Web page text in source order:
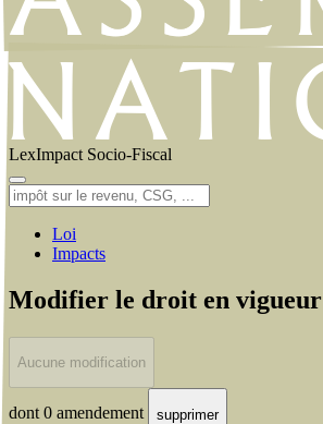
LexImpact Socio-Fiscal
Loi
Impacts
Modifier le droit en vigueur
Aucune modification
dont 0 amendement supprimer